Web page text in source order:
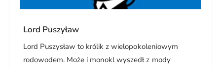
Lord Puszyław
Lord Puszysław to królik z wielopokoleniowym
rodowodem. Może i monokl wyszedł z mody